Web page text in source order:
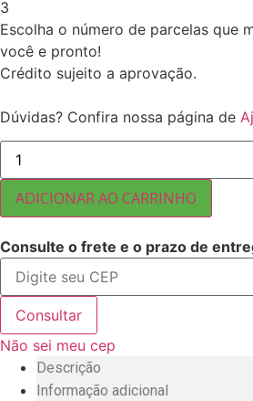
3
Escolha o número de parcelas que
você e pronto!
Crédito sujeito a aprovação.
Dúvidas? Confira nossa página de
LIMÃO
SICILIANO
EM
TIRAS
CRISTALIZADO
5
quantidade
ADICIONAR AO CARRINHO
Consulte o frete e o prazo de
Consultar
Não sei meu cep
Descrição
Informação adicional